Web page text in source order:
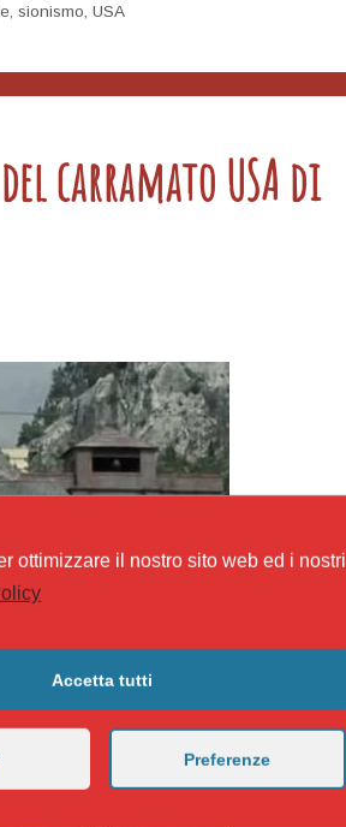
,sionismo,USA
carramato USA di
ottimizzare il nostro sito web ed i nostri
Accetta tutti
Preferenze